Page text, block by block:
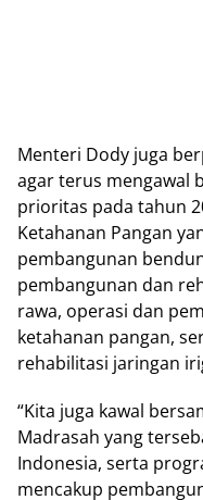
Menteri Dody juga
agar terus mengawal
prioritas pada tahun
Ketahanan Pangan
pembangunan
pembangunan dan
rawa, operasi dan
ketahanan pangan,
rehabilitasi jaringan
“Kita juga kawal
Madrasah yang
Indonesia, serta
mencakup